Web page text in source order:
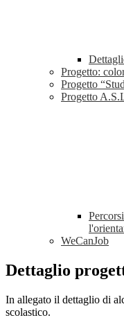
Progetto:
Progetto
Progetto
WeCanJob
Dettaglio
In allegato il dettaglio di
scolastico.